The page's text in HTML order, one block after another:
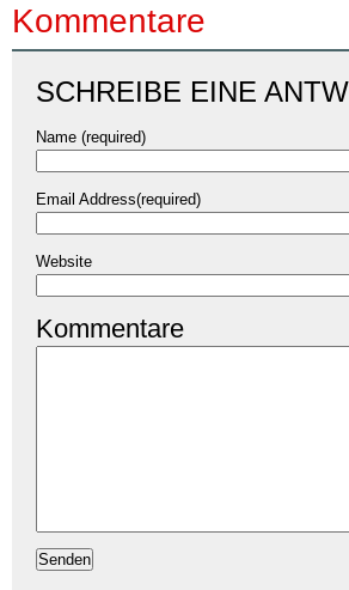
Kommentare
SCHREIBE EINE
Name (required)
Email Address(required)
Website
Kommentare